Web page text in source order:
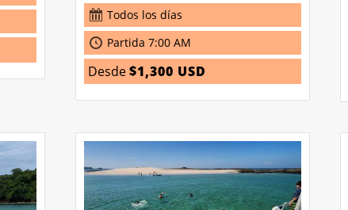
Todos los días
Partida 7:00 AM
Desde$1,300 USD